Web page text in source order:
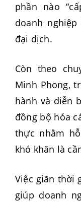
phần nào
doanh
đại dịch.
Còn theo
Minh Phong,
hành và diễn
đồng bộ hóa
thực nhằm
khó khăn là
Việc giãn thời
giúp doanh